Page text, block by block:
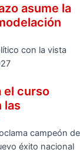
asume la
el curso
las